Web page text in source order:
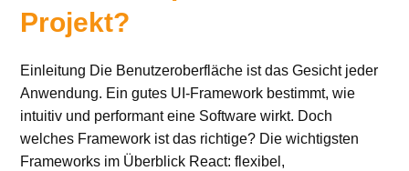
Projekt?
Einleitung Die Benutzeroberfläche ist das Gesicht jeder
Anwendung. Ein gutes UI-Framework bestimmt, wie
intuitiv und performant eine Software wirkt. Doch
welches Framework ist das richtige? Die wichtigsten
Frameworks im Überblick React: flexibel,